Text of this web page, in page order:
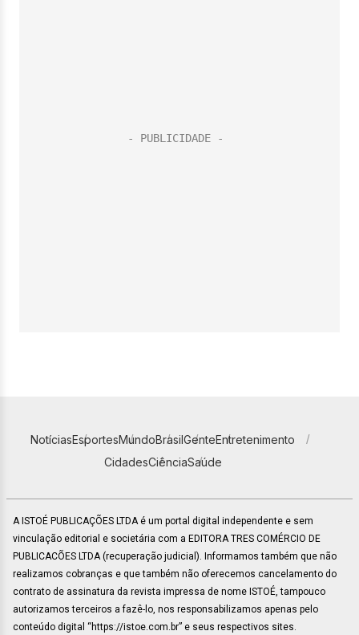
NotíciasEsportesMundoBrasilGenteEntretenimento
CidadesCiênciaSaúde
A ISTOÉ PUBLICAÇÕES LTDA é um portal digital independente e sem
vinculação editorial e societária com a EDITORA TRES COMÉRCIO DE
PUBLICACÕES LTDA (recuperação judicial). Informamos também que não
realizamos cobranças e que também não oferecemos cancelamento do
contrato de assinatura da revista impressa de nome ISTOÉ, tampouco
autorizamos terceiros a fazê-lo, nos responsabilizamos apenas pelo
conteúdo digital “https://istoe.com.br” e seus respectivos sites.